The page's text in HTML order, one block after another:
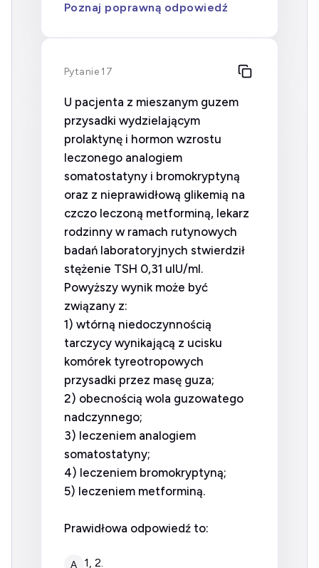
Poznaj poprawną odpowiedź
Pytanie 17
U pacjenta z mieszanym guzem
przysadki wydzielającym
prolaktynę i hormon wzrostu
leczonego analogiem
somatostatyny i bromokryptyną
oraz z nieprawidłową glikemią na
czczo leczoną metforminą, lekarz
rodzinny w ramach rutynowych
badań laboratoryjnych stwierdził
stężenie TSH 0,31 uIU/ml.
Powyższy wynik może być
związany z:
1) wtórną niedoczynnością
tarczycy wynikającą z ucisku
komórek tyreotropowych
przysadki przez masę guza;
2) obecnością wola guzowatego
nadczynnego;
3) leczeniem analogiem
somatostatyny;
4) leczeniem bromokryptyną;
5) leczeniem metforminą.
Prawidłowa odpowiedź to:
A 1, 2.